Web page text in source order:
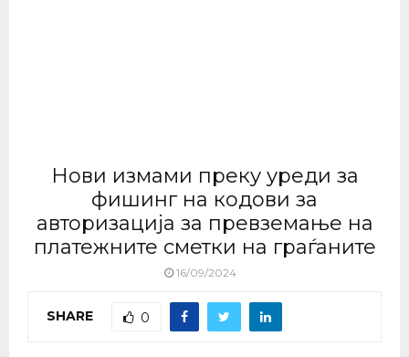
Нови измами преку уреди за
фишинг на кодови за
авторизација за превземање на
платежните сметки на граѓаните
16/09/2024
SHARE 0